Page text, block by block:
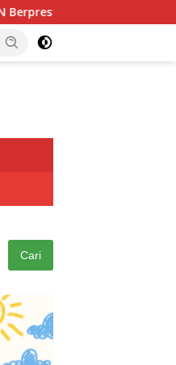
Provinsi Jawa Barat 2026
Cari